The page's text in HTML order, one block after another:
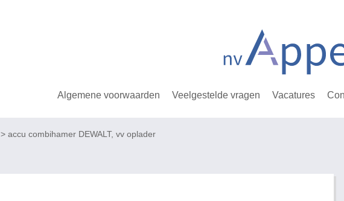
Algemene voorwaarden Veelgestelde vragen Vacatures
> accu combihamer DEWALT, vv oplader